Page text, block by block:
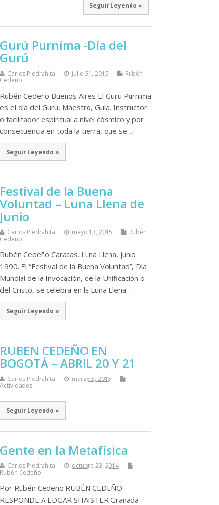
Seguir Leyendo »
Gurú Purnima -Día del
Gurú
Carlos Piedrahita julio 31, 2015
Rubén
Cedeño
Rubén Cedeño Buenos Aires El Guru Purnima
es el día del Guru, Maestro, Guía, Instructor
o facilitador espiritual a nivel cósmico y por
consecuencia en toda la tierra, que se…
Seguir Leyendo »
Festival de la Buena
Voluntad – Luna Llena de
Junio
Carlos Piedrahita mayo 13, 2015
Rubén
Cedeño
Rubén Cedeño Caracas. Luna Llena, junio
1990. El “Festival de la Buena Voluntad”, Día
Mundial de la Invocación, de la Unificación o
del Cristo, se celebra en la Luna Llena…
Seguir Leyendo »
RUBEN CEDEÑO EN
BOGOTÁ – ABRIL 20 Y 21
Carlos Piedrahita
marzo 5, 2015
Actividades
Seguir Leyendo »
Gente en la Metafísica
Carlos Piedrahita
octubre 23, 2014
Rubén Cedeño
Por Rubén Cedeño RUBÉN CEDEÑO
RESPONDE A EDGAR SHAISTER Granada